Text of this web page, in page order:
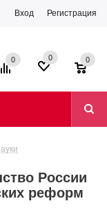
Вход Регистрация
0 0 0
России
реформ